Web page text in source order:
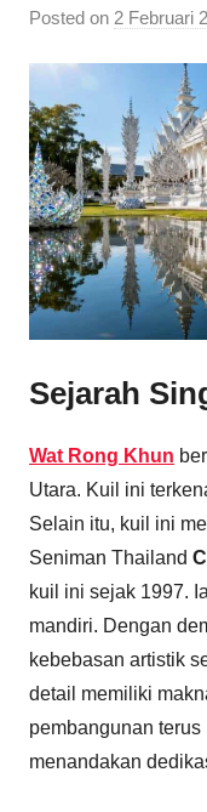
Posted on 2 Februari
Sejarah
Wat Rong Khun
Utara. Kuil ini
Selain itu, kuil ini
Seniman Thailand
kuil ini sejak 1997.
mandiri. Dengan
kebebasan artistik
detail memiliki
pembangunan
menandakan